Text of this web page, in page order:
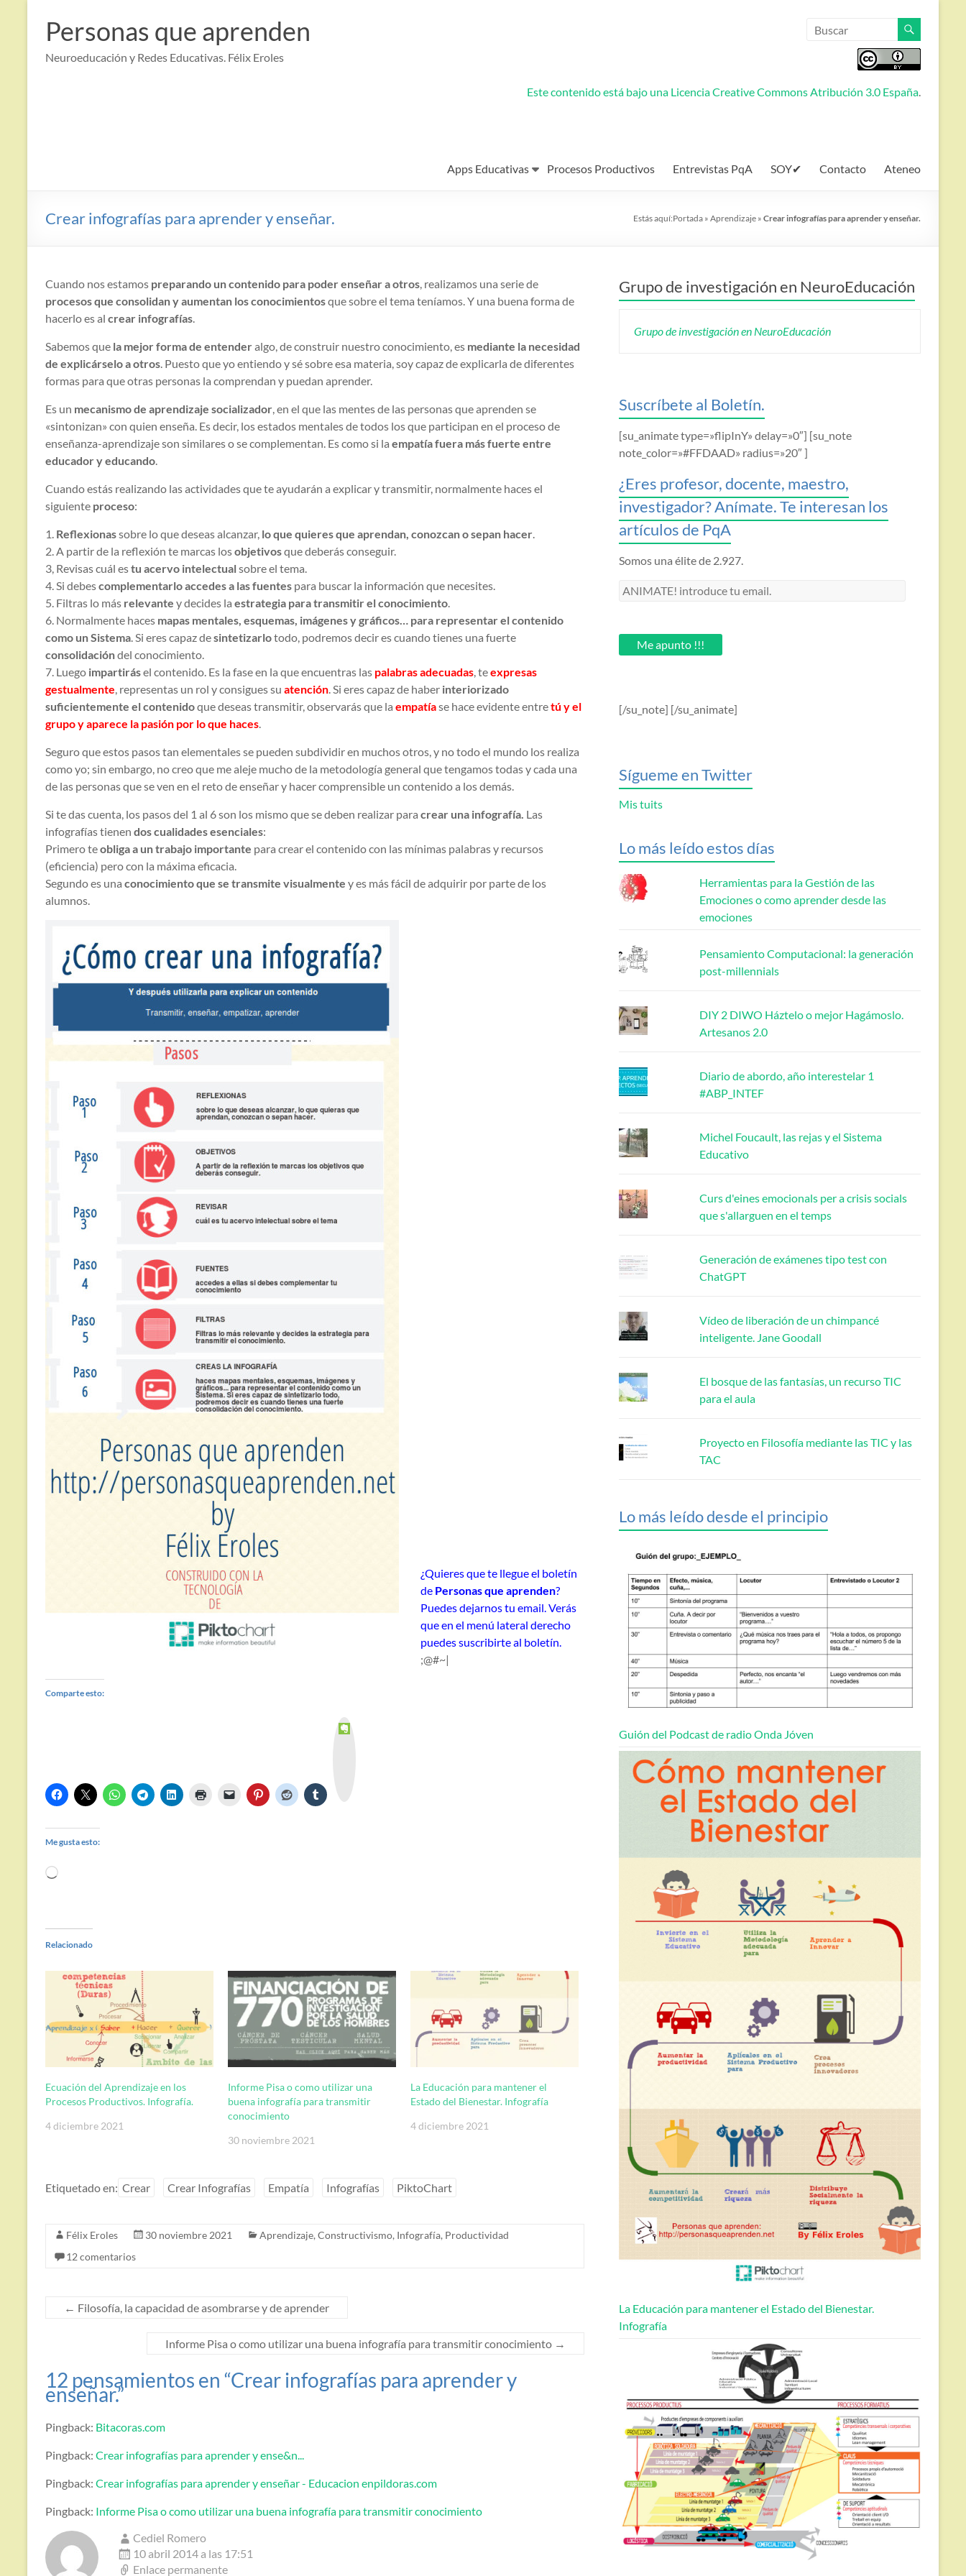
contenido
Personas que aprenden
Neuroeducación y Redes Educativas. Félix Eroles
Este contenido está bajo una Licencia Creative Commons Atribución 3.0 España.
Apps Educativas Procesos Productivos Entrevistas PqA SOY✔ Contacto Ateneo
Crear infografías para aprender y enseñar. Estás aquí:Portada » Aprendizaje » Crear infografías para aprender y enseñar.
Cuando nos estamos preparando un contenido para poder enseñar a otros, realizamos una serie de
procesos que consolidan y aumentan los conocimientosque sobre el tema teníamos. Y una buena forma de
hacerlo es al crear infografías.
Sabemos que la mejor forma de entenderalgo, de construir nuestro conocimiento, es mediante la necesidad
de explicárselo a otros. Puesto que yo entiendo y sé sobre esa materia, soy capaz de explicarla de diferentes
formas para que otras personas la comprendan y puedan aprender.
Es un mecanismo de aprendizaje socializador, en el que las mentes de las personas que aprenden se
«sintonizan» con quien enseña. Es decir, los estados mentales de todos los que participan en el proceso de
enseñanza-aprendizaje son similares o se complementan. Es como si la empatía fuera más fuerte entre
educador y educando.
Cuando estás realizando las actividades que te ayudarán a explicar y transmitir, normalmente haces el
siguiente proceso:
1. Reflexionassobre lo que deseas alcanzar, lo que quieres que aprendan, conozcan o sepan hacer.
2. A partir de la reflexión te marcas losobjetivosque deberás conseguir.
3, Revisas cuál estu acervo intelectualsobre el tema.
4. Si debescomplementarlo accedes a las fuentes para buscar la información que necesites.
5. Filtras lo más relevante y decides la estrategia para transmitir el conocimiento.
6. Normalmente haces mapas mentales, esquemas, imágenes y gráficos… para representar el contenido
como un Sistema. Si eres capaz desintetizarlotodo, podremos decir es cuando tienes una fuerte
consolidacióndel conocimiento.
7. Luego impartirásel contenido. Es la fase en la que encuentras las palabras adecuadas, teexpresas
gestualmente, representas un rol y consigues su atención. Si eres capaz de haber interiorizado
suficientemente el contenidoque deseas transmitir, observarás que la empatíase hace evidente entretú yel
grupo y aparece la pasión por lo que haces.
Seguro que estos pasos tan elementales se pueden subdividir en muchos otros, y no todo el mundo los realiza
como yo; sin embargo, no creo que me aleje mucho de la metodología general que tengamos todas y cada una
de las personas que se ven en el reto de enseñar y hacer comprensible un contenido a los demás.
Si te das cuenta, los pasos del 1 al 6 son los mismo que se deben realizar para crear una infografía. Las
infografías tienen dos cualidades esenciales:
Primero teobliga a un trabajo importante para crear el contenido con las mínimas palabras y recursos
(eficiencia) pero con la máxima eficacia.
Segundo es una conocimiento que se transmite visualmente y es más fácil de adquirir por parte de los
alumnos.
¿Quieres que te llegue el boletín
de Personas que aprenden?
Puedes dejarnos tu email. Verás
que en el menú lateral derecho
puedes suscribirte al boletín.
;@#~|
Comparte esto:
Me gusta esto:
Cargando...
Relacionado
Ecuación del Aprendizaje en los
Procesos Productivos. Infografía.
4 diciembre 2021
Informe Pisa o como utilizar una
buena infografía para transmitir
conocimiento
30 noviembre 2021
La Educación para mantener el
Estado del Bienestar. Infografía
4 diciembre 2021
Etiquetado en: Crear Crear Infografías Empatía Infografías PiktoChart
Félix Eroles 30 noviembre 2021 Aprendizaje, Constructivismo, Infografía, Productividad
12 comentarios
← Filosofía, la capacidad de asombrarse y de aprender
Informe Pisa o como utilizar una buena infografía para transmitir conocimiento →
12 pensamientos en “Crear infografías para aprender y
enseñar.”
Pingback: Bitacoras.com
Pingback: Crear infografías para aprender y ense&n...
Pingback: Crear infografías para aprender y enseñar - Educacion enpildoras.com
Pingback: Informe Pisa o como utilizar una buena infografía para transmitir conocimiento
Cediel Romero
10 abril 2014 a las 17:51
Enlace permanente
Grupo de investigación en NeuroEducación
Grupo de investigación en NeuroEducación
Suscríbete al Boletín.
[su_animate type=»flipInY» delay=»0″] [su_note
note_color=»#FFDAAD» radius=»20″ ]
¿Eres profesor, docente, maestro,
investigador? Anímate. Te interesan los
artículos de PqA
Somos una élite de 2.927.
ANIMATE!
email.Me apunto !!!
[/su_note] [/su_animate]
Sígueme en Twitter
Mis tuits
Lo más leído estos días
Herramientas para la Gestión de las
Emociones o como aprender desde las
emociones
Pensamiento Computacional: la generación
post-millennials
DIY 2 DIWO Háztelo o mejor Hagámoslo.
Artesanos 2.0
Diario de abordo, año interestelar 1
#ABP_INTEF
Michel Foucault, las rejas y el Sistema
Educativo
Curs d'eines emocionals per a crisis socials
que s'allarguen en el temps
Generación de exámenes tipo test con
ChatGPT
Vídeo de liberación de un chimpancé
inteligente. Jane Goodall
El bosque de las fantasías, un recurso TIC
para el aula
Proyecto en Filosofía mediante las TIC y las
TAC
Lo más leído desde el principio
Guión del Podcast de radio Onda Jóven
La Educación para mantener el Estado del Bienestar.
Infografía